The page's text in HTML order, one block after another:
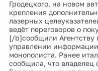
Гродецкого, на новом
крепления
лазерных
ведёт переговоров о
[/b]сообщили Агентству
управлении информации
монополиста. Ранее
сообщила, что владелец